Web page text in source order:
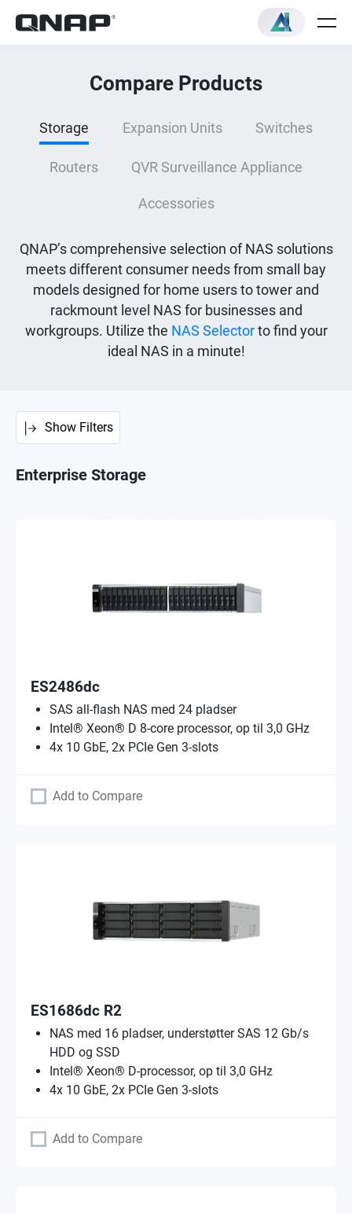
Compare Products
Storage Expansion Units Switches
Routers QVR Surveillance Appliance
Accessories
QNAP’s comprehensive selection of NAS solutions
meets different consumer needs from small bay
models designed for home users to tower and
rackmount level NAS for businesses and
workgroups. Utilize the NAS Selectorto find your
ideal NAS in a minute!
Show Filters
Enterprise Storage
ES2486dc
SAS all-flash NAS med 24 pladser
Intel® Xeon® D 8-core processor, op til 3,0 GHz
4x 10 GbE, 2x PCIe Gen 3-slots
Add to Compare
ES1686dc R2
NAS med 16 pladser, understøtter SAS 12 Gb/s
HDD og SSD
Intel® Xeon® D-processor, op til 3,0 GHz
4x 10 GbE, 2x PCIe Gen 3-slots
Add to Compare